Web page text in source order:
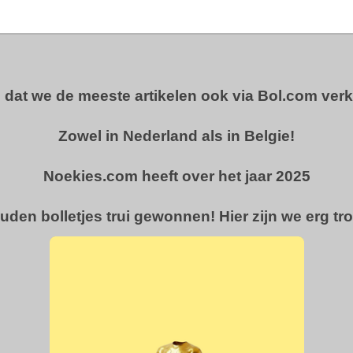
dat we de meeste artikelen ook via Bol.com
Zowel in Nederland als in Belgie!
Noekies.com heeft over het jaar 2025
bolletjes trui gewonnen! Hier zijn we erg